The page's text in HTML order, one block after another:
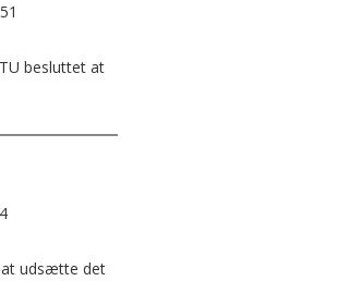
besluttet at
at udsætte det